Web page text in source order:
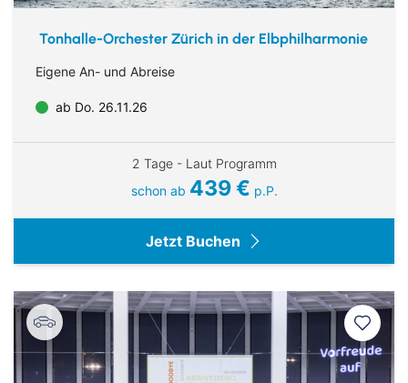
Kulturreisen
Städtereisen
Europa
Tonhalle-Orchester Zürich in der Elbphilharmonie
Eigene An- und Abreise
ab Do. 26.11.26
2 Tage - Laut Programm
schon ab 439 € p.P.
Jetzt Buchen